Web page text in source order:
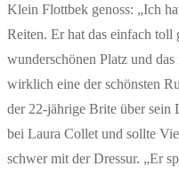
Klein Flottbek genoss: „Ich
Reiten. Er hat das einfach toll
wunderschönen Platz und
wirklich eine der schönsten
der 22-jährige Brite über
bei Laura Collet und sollte
schwer mit der Dressur. „Er